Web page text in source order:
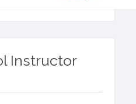
Instructor